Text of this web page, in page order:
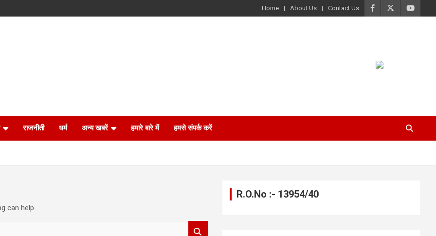
Home About Us Contact Us
राजनीती धर्म अन्य खबरें हमारे बारे में हमसे संपर्क करें
can help.
R.O.No :- 13954/40